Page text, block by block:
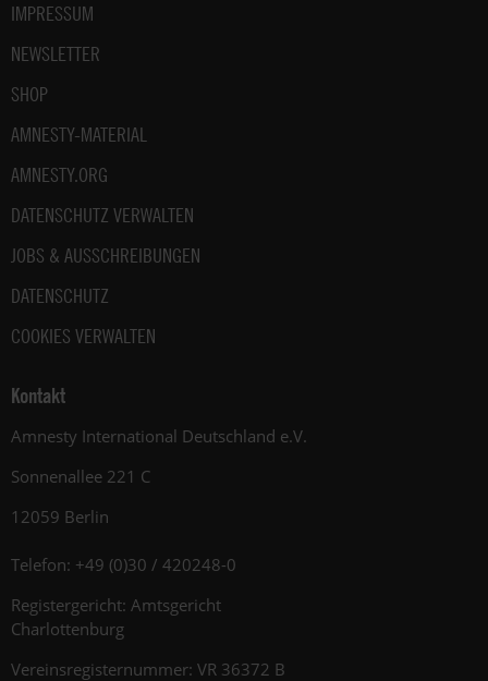
IMPRESSUM
NEWSLETTER
SHOP
AMNESTY-MATERIAL
AMNESTY.ORG
DATENSCHUTZ VERWALTEN
JOBS & AUSSCHREIBUNGEN
DATENSCHUTZ
COOKIES VERWALTEN
Kontakt
Amnesty International Deutschland e.V.
Sonnenallee 221 C
12059 Berlin
Telefon: +49 (0)30 / 420248-0
Registergericht: Amtsgericht
Charlottenburg
Vereinsregisternummer: VR 36372 B